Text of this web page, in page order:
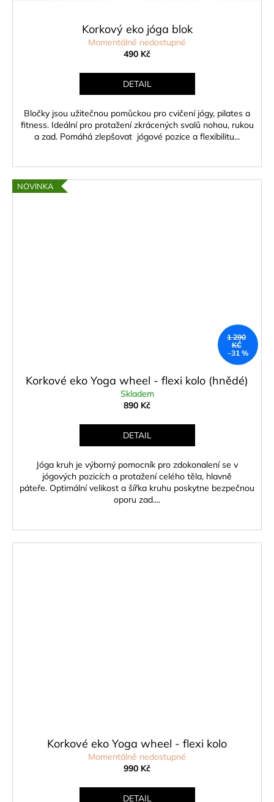
Korkový eko jóga blok
Momentálně nedostupné
490 Kč
DETAIL
Bločky jsou užitečnou pomůckou pro cvičení jógy, pilates a
fitness. Ideální pro protažení zkrácených svalů nohou, rukou
a zad. Pomáhá zlepšovat jógové pozice a flexibilitu...
NOVINKA
1 290
KČ
–31 %
Korkové eko Yoga wheel - flexi kolo (hnědé)
Skladem
890 Kč
DETAIL
Jóga kruh je výborný pomocník pro zdokonalení se v
jógových pozicích a protažení celého těla, hlavně
páteře. Optimální velikost a šířka kruhu poskytne bezpečnou
oporu zad....
Korkové eko Yoga wheel - flexi kolo
Momentálně nedostupné
990 Kč
DETAIL